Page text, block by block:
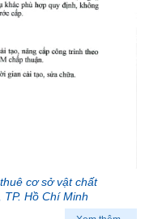
cơ sở vật chất
TP. Hồ Chí Minh